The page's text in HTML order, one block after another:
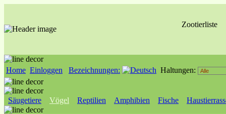
Zootierliste
Home Einloggen Bezeichnungen: Haltungen:
Säugetiere Vögel Reptilien Amphibien Fische